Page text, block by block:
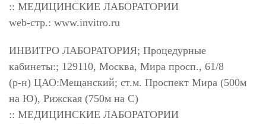
:: МЕДИЦИНСКИЕ ЛАБОРАТОРИИ
web-стр.: www.invitro.ru
ИНВИТРО ЛАБОРАТОРИЯ; Процедурные
кабинеты:; 129110, Москва, Мира просп., 61/8
(р-н) ЦАО:Мещанский; ст.м. Проспект Мира (500м
на Ю), Рижская (750м на С)
:: МЕДИЦИНСКИЕ ЛАБОРАТОРИИ